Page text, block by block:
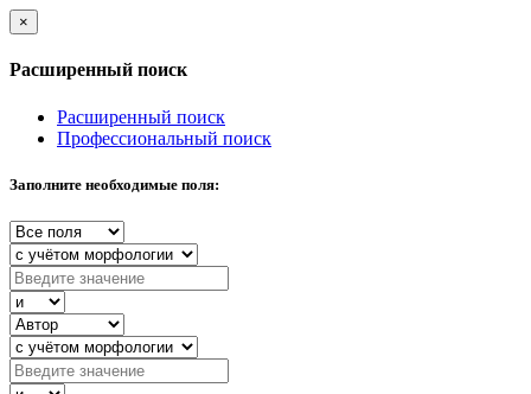
×
Расширенный поиск
Расширенный поиск
Профессиональный поиск
Заполните необходимые поля: